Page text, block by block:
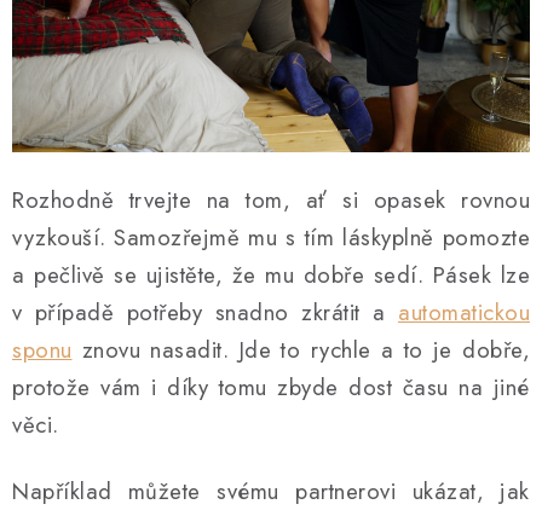
Rozhodně trvejte natom, ať si opasek rovnou
vyzkouší. Samozřejmě mu s tím láskyplně pomozte
a pečlivě se ujistěte, že mu dobře sedí. Pásek lze
v případě potřeby snadno zkrátit a automatickou
sponu znovu nasadit. Jde to rychle a to je dobře,
protože vám i díky tomu zbyde dost času na jiné
věci.
Například můžete svému partnerovi ukázat, jak